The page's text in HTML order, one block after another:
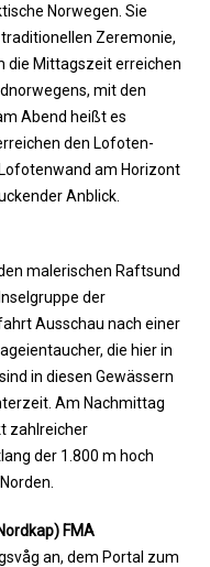
Norwegen. Sie
Zeremonie,
die Mittagszeit erreichen
mit den
Abend heißt es
den Lofoten-
am Horizont
Anblick.
malerischen Raftsund
der
Ausschau nach einer
die hier in
in diesen Gewässern
Am Nachmittag
zahlreicher
der 1.800 m hoch
FMA
an, dem Portal zum